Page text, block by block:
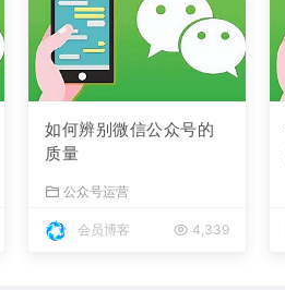
如何辨别微信公众号的
质量
公众号运营
会员博客 4,339